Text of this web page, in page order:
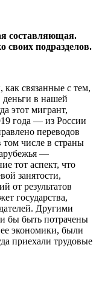
составляющая.
своих подразделов.
связанные с тем,
в нашей
этот мигрант,
года — из России
переводов
том числе в страны
—
тот аспект, что
занятости,
от результатов
государства,
Другими
бы быть потрачены
экономики, были
приехали трудовые